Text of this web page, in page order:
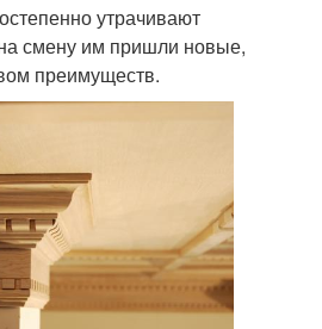
утрачивают
на смену им пришли новые,
преимуществ.